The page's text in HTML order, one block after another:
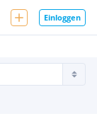
Einloggen